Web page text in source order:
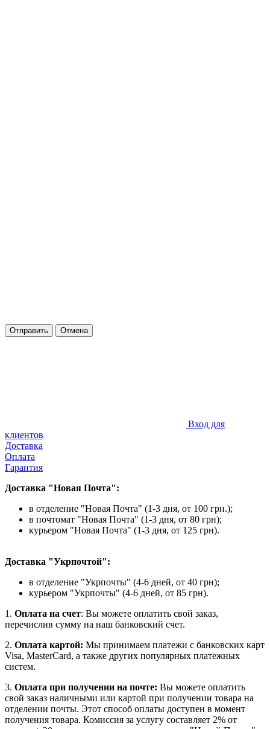
Отправить Отмена
Вход для
клиентов
Доставка
Оплата
Гарантия
Доставка "Новая Почта":
в отделение "Новая Почта" (1-3 дня, от 100 грн.);
в почтомат "Новая Почта" (1-3 дня, от 80 грн);
курьером "Новая Почта" (1-3 дня, от 125 грн).
Доставка "Укрпочтой":
в отделение "Укрпочты" (4-6 дней, от 40 грн);
курьером "Укрпочты" (4-6 дней, от 85 грн).
1. Оплата на счет: Вы можете оплатить свой заказ,
перечислив сумму на наш банковский счет.
2. Оплата картой: Мы принимаем платежи с банковских карт
Visa, MasterCard, а также других популярных платежных
систем.
3. Оплата при получении на почте: Вы можете оплатить
свой заказ наличными или картой при получении товара на
отделении почты. Этот способ оплаты доступен в момент
получения товара. Комиссия за услугу составляет 2% от